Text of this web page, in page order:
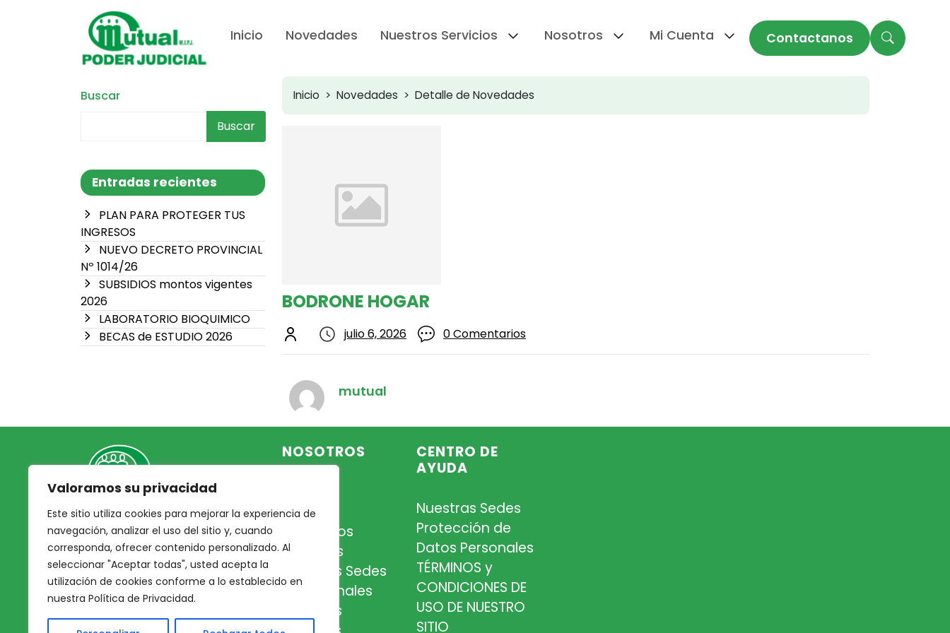
Valoramos su privacidad
Este sitio utiliza cookies para mejorar la experiencia de
navegación, analizar el uso del sitio y, cuando
corresponda, ofrecer contenido personalizado. Al
seleccionar "Aceptar todas", usted acepta la
utilización de cookies conforme a lo establecido en
nuestra Política de Privacidad.
Inicio Novedades Nuestros Servicios Nosotros Mi Cuenta Contactanos
Buscar
Buscar
Entradas recientes
PLAN PARA PROTEGER TUS
INGRESOS
NUEVO DECRETO PROVINCIAL
Nº 1014/26
SUBSIDIOS montos vigentes
2026
LABORATORIO BIOQUIMICO
BECAS de ESTUDIO 2026
Inicio Novedades Detalle de Novedades
BODRONE HOGAR
julio 6, 2026 0 Comentarios
mutual
Mutual Integrantes del
Poder Judicial
afiliacion@mjpj.org.ar
+54 9 342 467-4510
NOSOTROS
Acceso
Asociados
Nosotros
Nuestras Sedes
Profesionales
Nuestros
CENTRO DE
AYUDA
Nuestras Sedes
Protección de
Datos Personales
TÉRMINOS y
CONDICIONES DE
USO DE NUESTRO
SITIO